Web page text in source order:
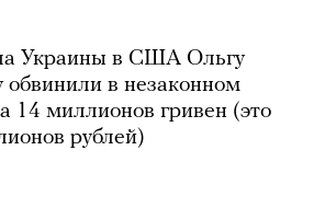
Украины в США Ольгу
в незаконном
14 миллионов гривен (это
рублей)